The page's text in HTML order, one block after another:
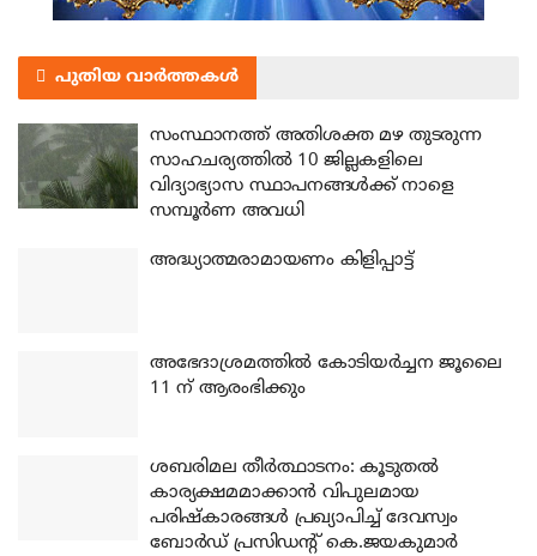
പുതിയ വാർത്തകൾ
സംസ്ഥാനത്ത് അതിശക്ത മഴ തുടരുന്ന
സാഹചര്യത്തിൽ 10 ജില്ലകളിലെ
വിദ്യാഭ്യാസ സ്ഥാപനങ്ങൾക്ക് നാളെ
സമ്പൂർണ അവധി
അദ്ധ്യാത്മരാമായണം കിളിപ്പാട്ട്
അഭേദാശ്രമത്തില്‍ കോടിയര്‍ച്ചന ജൂലൈ
11 ന് ആരംഭിക്കും
ശബരിമല തീര്‍ത്ഥാടനം: കൂടുതല്‍
കാര്യക്ഷമമാക്കാന്‍ വിപുലമായ
പരിഷ്‌കാരങ്ങള്‍ പ്രഖ്യാപിച്ച് ദേവസ്വം
ബോര്‍ഡ് പ്രസിഡന്റ് കെ.ജയകുമാര്‍